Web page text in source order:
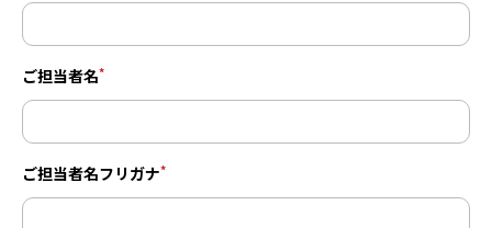
ご担当者名*
ご担当者名フリガナ*